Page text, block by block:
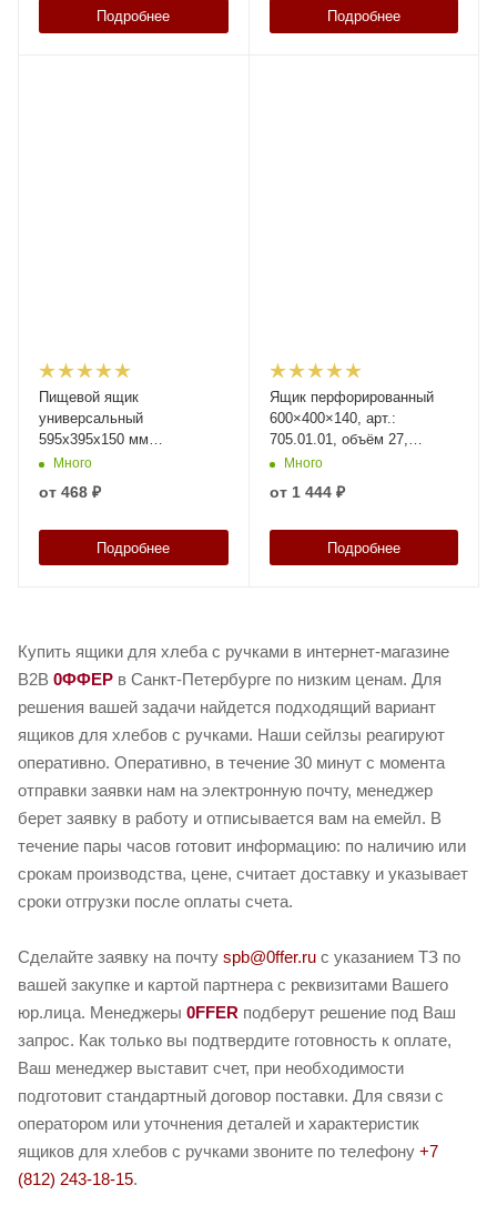
Подробнее Подробнее
Пищевой ящик
универсальный
595х395х150 мм
прозрачный ЭКО с
перфорированными
стенками и дном
Много
от 468 ₽
Подробнее
Ящик перфорированный
600×400×140, арт.:
705.01.01, объём 27,
натуральный, код: 16400
Много
от 1 444 ₽
Подробнее
Купить ящики для хлеба с ручками в интернет-магазине
B2B 0ФФЕР в Санкт-Петербурге по низким ценам. Для
решения вашей задачи найдется подходящий вариант
ящиков для хлебов с ручками. Наши сейлзы реагируют
оперативно. Оперативно, в течение 30 минут с момента
отправки заявки нам на электронную почту, менеджер
берет заявку в работу и отписывается вам на емейл. В
течение пары часов готовит информацию: по наличию или
срокам производства, цене, считает доставку и указывает
сроки отгрузки после оплаты счета.
Сделайте заявку на почту spb@0ffer.ru с указанием ТЗ по
вашей закупке и картой партнера с реквизитами Вашего
юр.лица. Менеджеры 0FFER подберут решение под Ваш
запрос. Как только вы подтвердите готовность к оплате,
Ваш менеджер выставит счет, при необходимости
подготовит стандартный договор поставки. Для связи с
оператором или уточнения деталей и характеристик
ящиков для хлебов с ручками звоните по телефону +7
(812) 243-18-15.